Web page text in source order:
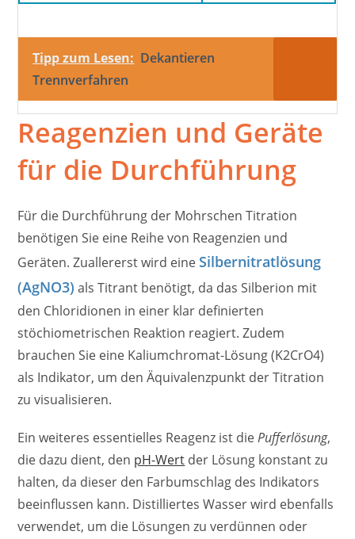
Tipp zum Lesen: Dekantieren
Trennverfahren
Reagenzien und Geräte
für die Durchführung
Für die Durchführung der Mohrschen Titration
benötigen Sie eine Reihe von Reagenzien und
Geräten. Zuallererst wird eineSilbernitratlösung
(AgNO3) als Titrant benötigt, da das Silberion mit
den Chloridionen in einer klar definierten
stöchiometrischen Reaktion reagiert. Zudem
brauchen Sie eine Kaliumchromat-Lösung (K2CrO4)
als Indikator, um den Äquivalenzpunkt der Titration
zu visualisieren.
Ein weiteres essentielles Reagenz ist diePufferlösung,
die dazu dient, den pH-Wert der Lösung konstant zu
halten, da dieser den Farbumschlag des Indikators
beeinflussen kann. Distilliertes Wasser wird ebenfalls
verwendet, um die Lösungen zu verdünnen oder